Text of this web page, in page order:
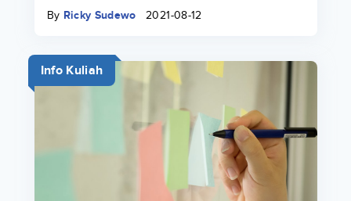
By Ricky Sudewo 2021-08-12
Info Kuliah